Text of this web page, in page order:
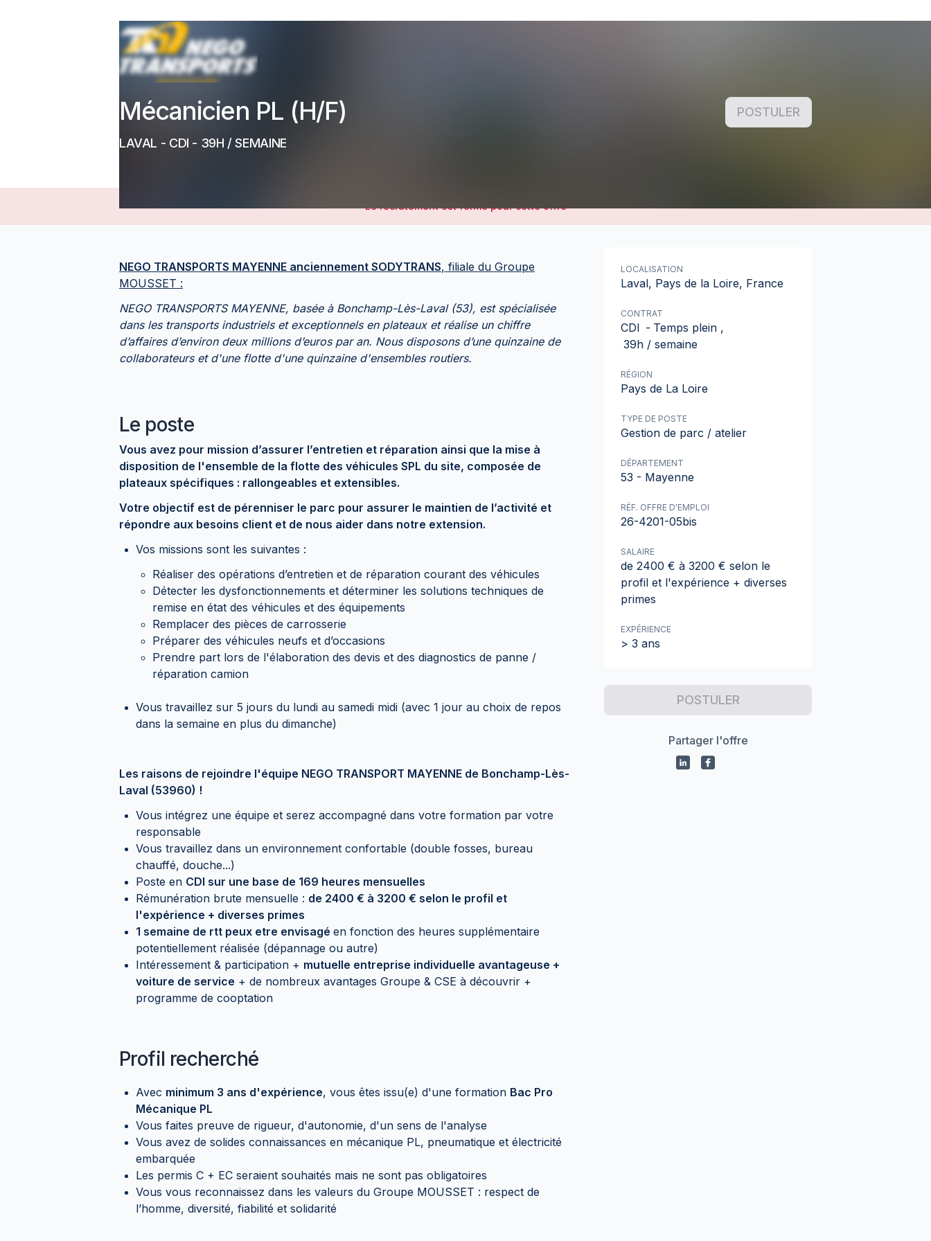
Mécanicien PL (H/F)
LAVAL - CDI - 39H / SEMAINE
POSTULER
Le recrutement est fermé pour cette offre
NEGO TRANSPORTS MAYENNE anciennement SODYTRANS, filiale du Groupe
MOUSSET :
NEGO TRANSPORTS MAYENNE, basée à Bonchamp-Lès-Laval (53), est spécialisée
dans les transports industriels et exceptionnels en plateaux et réalise un chiffre
d’affaires d’environ deux millions d’euros par an. Nous disposons d’une quinzaine de
collaborateurs et d'une flotte d'une quinzaine d'ensembles routiers.
Le poste
Vous avez pour mission d’assurer l’entretien et réparation ainsi que la mise à
disposition de l'ensemble de la flotte des véhicules SPL du site, composée de
plateaux spécifiques : rallongeables et extensibles.
Votre objectif est de pérenniser le parc pour assurer le maintien de l’activité et
répondre aux besoins client et de nous aider dans notre extension.
Vos missions sont les suivantes :
Réaliser des opérations d’entretien et de réparation courant des véhicules
Détecter les dysfonctionnements et déterminer les solutions techniques de
remise en état des véhicules et des équipements
Remplacer des pièces de carrosserie
Préparer des véhicules neufs et d’occasions
Prendre part lors de l'élaboration des devis et des diagnostics de panne /
réparation camion
Vous travaillez sur 5 jours du lundi au samedi midi (avec 1 jour au choix de repos
dans la semaine en plus du dimanche)
Les raisons de rejoindre l'équipe NEGO TRANSPORT MAYENNE de Bonchamp-Lès-
Laval (53960) !
Vous intégrez une équipe et serez accompagné dans votre formation par votre
responsable
Vous travaillez dans un environnement confortable (double fosses, bureau
chauffé, douche...)
Poste en CDI sur une base de 169 heures mensuelles
Rémunération brute mensuelle : de 2400 € à 3200 € selon le profil et
l'expérience + diverses primes
1 semaine de rtt peux etre envisagé en fonction des heures supplémentaire
potentiellement réalisée (dépannage ou autre)
Intéressement & participation + mutuelle entreprise individuelle avantageuse +
voiture de service + de nombreux avantages Groupe & CSE à découvrir +
programme de cooptation
Profil recherché
Avec minimum 3 ans d'expérience, vous êtes issu(e) d'une formation Bac Pro
Mécanique PL
Vous faites preuve de rigueur, d'autonomie, d'un sens de l'analyse
Vous avez de solides connaissances en mécanique PL, pneumatique et électricité
embarquée
Les permis C + EC seraient souhaités mais ne sont pas obligatoires
Vous vous reconnaissez dans les valeurs du Groupe MOUSSET : respect de
l’homme, diversité, fiabilité et solidarité
LOCALISATION
Laval, Pays de la Loire, France
CONTRAT
CDI - Temps plein ,
39h / semaine
RÉGION
Pays de La Loire
TYPE DE POSTE
Gestion de parc / atelier
DÉPARTEMENT
53 - Mayenne
RÉF. OFFRE D'EMPLOI
26-4201-05bis
SALAIRE
de 2400 € à 3200 € selon le
profil et l'expérience + diverses
primes
EXPÉRIENCE
> 3 ans
POSTULER
Partager l'offre